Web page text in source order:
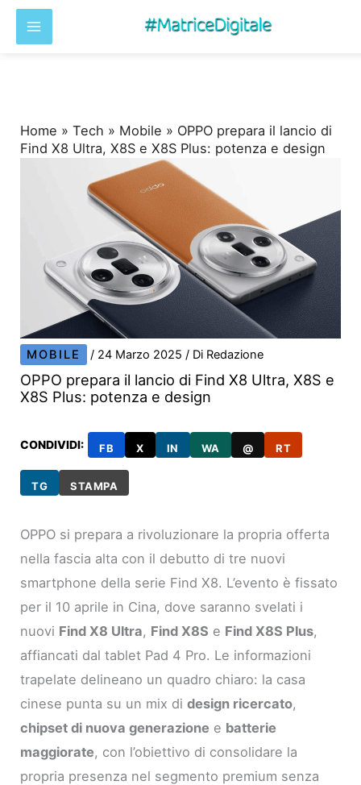
Home »Tech » Mobile » OPPO prepara il lancio di
Find X8 Ultra, X8S e X8S Plus: potenza e design
MOBILE / 24 Marzo 2025/ Di Redazione
OPPO prepara il lancio di Find X8 Ultra, X8S e
X8S Plus: potenza e design
CONDIVIDI: FB X IN WA @ RT
TG STAMPA
OPPO si prepara a rivoluzionare la propria offerta
nella fascia alta con il debutto di tre nuovi
smartphone della serie Find X8. L’evento è fissato
per il 10 aprile in Cina, dove saranno svelati i
nuovi Find X8 Ultra, Find X8S e Find X8S Plus,
affiancati dal tablet Pad 4 Pro. Le informazioni
trapelate delineano un quadro chiaro: la casa
cinese punta su un mix didesign ricercato,
chipset di nuova generazione e batterie
maggiorate, con l’obiettivo di consolidare la
propria presenza nel segmento premium senza